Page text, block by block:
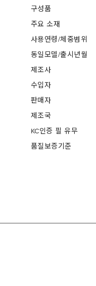
구성품
주요 소재
사용연령/체중범위
동일모델/출시년월
제조사
수입자
판매자
제조국
KC인증 필 유무
품질보증기준